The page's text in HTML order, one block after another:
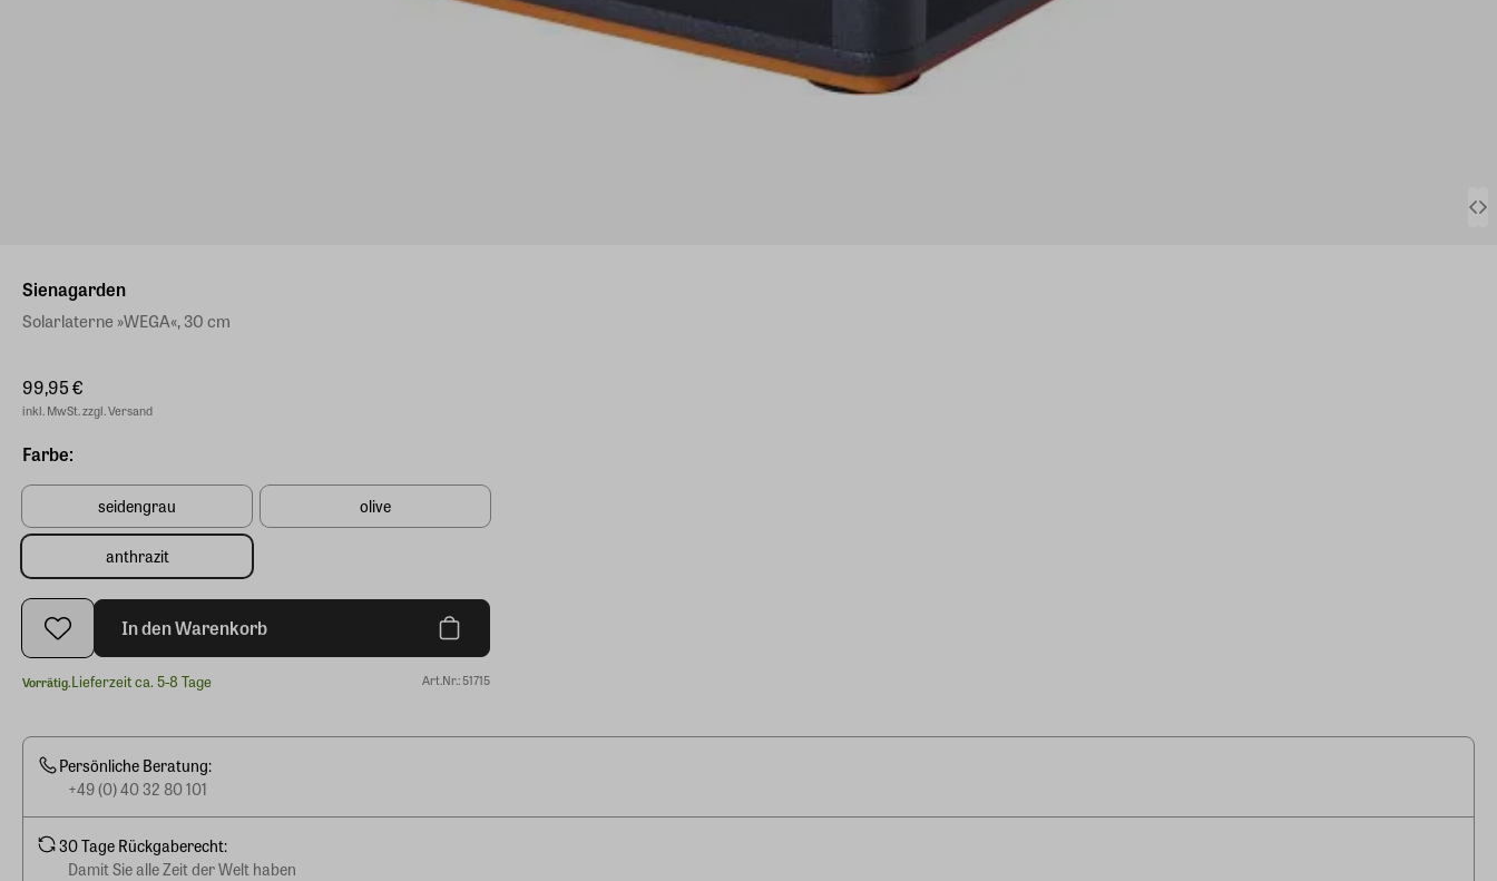
Sienagarden
Solarlaterne »WEGA«, 30 cm
99,95 €
inkl. MwSt. zzgl. Versand
Farbe:
seidengrau olive
anthrazit
In den Warenkorb
Vorrätig.Lieferzeit ca. 5-8 Tage Art.Nr.: 51715
Persönliche Beratung:
+49 (0) 40 32 80 101
30 Tage Rückgaberecht:
Damit Sie alle Zeit der Welt haben